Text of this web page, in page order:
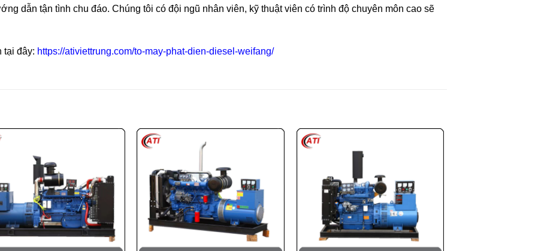
dẫn tận tình chu đáo. Chúng tôi có đội ngũ nhân viên, kỹ thuật viên có trình độ chuyên môn cao sẽ
tại đây: https://ativiettrung.com/to-may-phat-dien-diesel-weifang/